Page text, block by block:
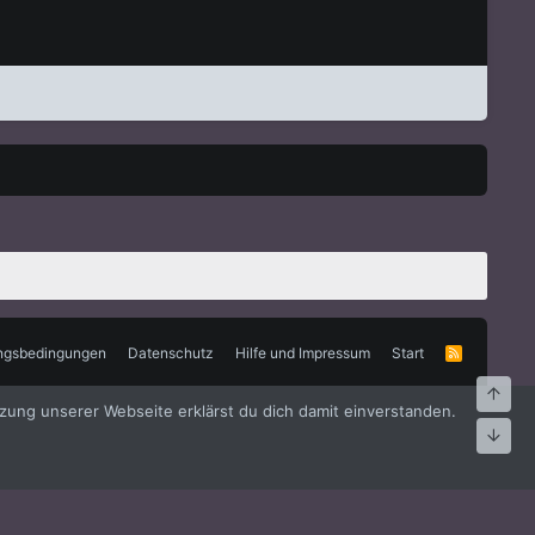
Datenschutz Hilfe und Impressum Start
R
unserer Webseite erklärst du dich damit einverstanden.
Oben